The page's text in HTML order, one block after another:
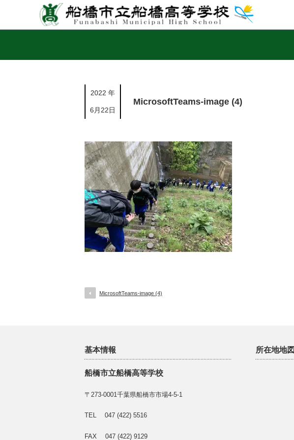
2022 年
6月22日
MicrosoftTeams-image (4)
MicrosoftTeams-image (4)
基本情報
船橋市立船橋高等学校
〒273-0001千葉県船橋市市場4-5-1
TEL 047 (422) 5516
FAX 047 (422) 9129
所在地地図